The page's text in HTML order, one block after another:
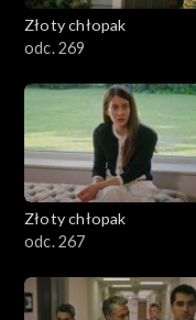
Złoty chłopak
odc. 269
Złoty chłopak
odc. 267